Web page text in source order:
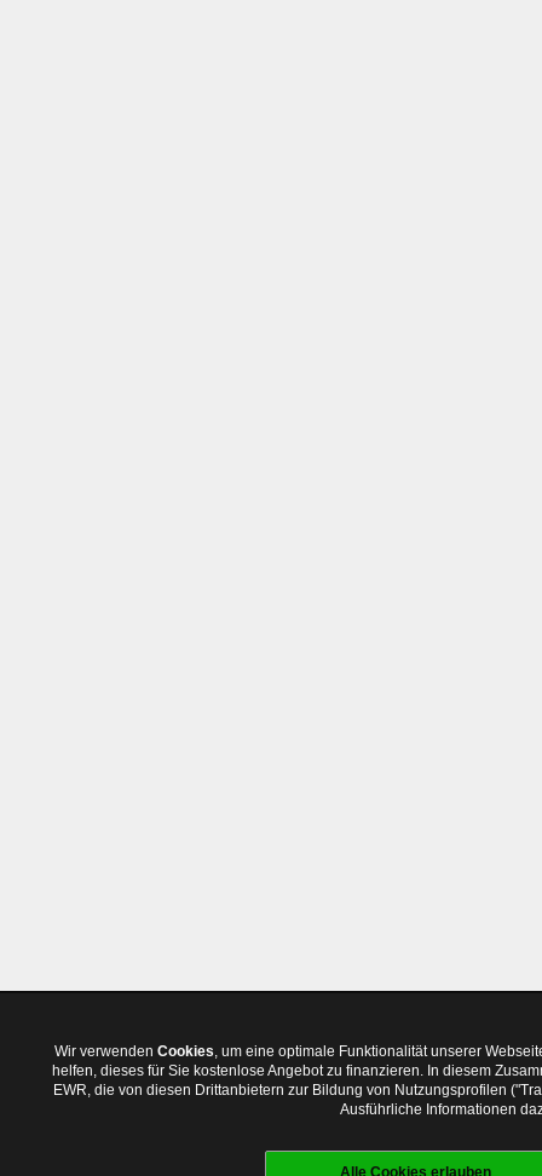
Wir verwenden Cookies, um eine optimale Funktionalität unserer
helfen, dieses für Sie kostenlose Angebot zu finanzieren. In diesem
EWR, die von diesen Drittanbietern zur Bildung von Nutzungsprofilen
Ausführliche Informationen
Alle Cookies erlauben